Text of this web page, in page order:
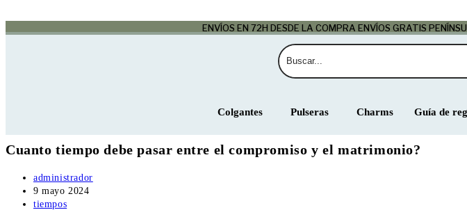
ENVÍOS EN 72H DESDE LA COMPRA ENVÍOS GRATIS
Colgantes Pulseras Charms Guía de
Cuanto tiempo debe pasar entre el compromiso y el matrimonio?
administrador
9 mayo 2024
tiempos